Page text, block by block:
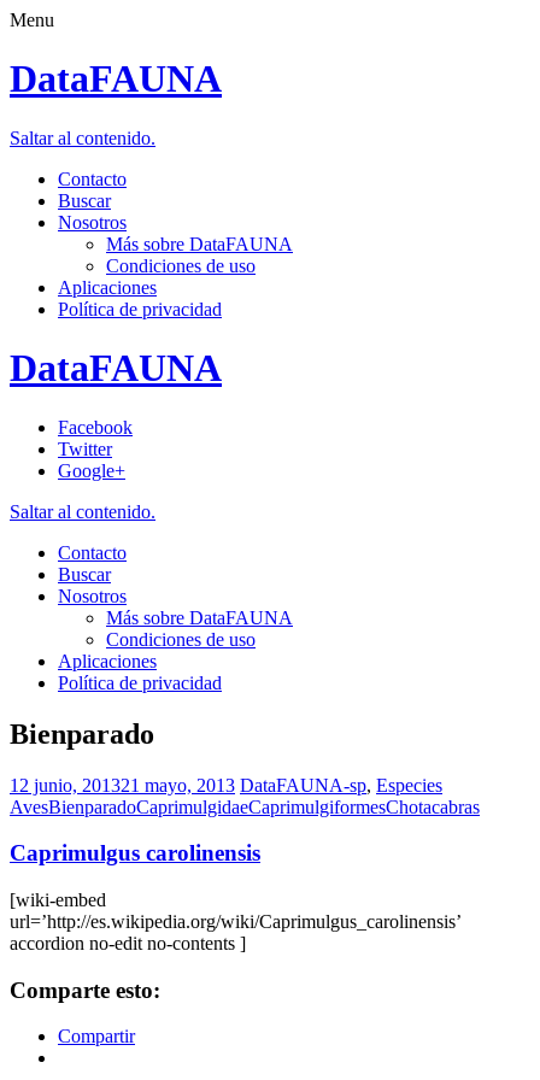
Menu
DataFAUNA
Saltar al contenido.
Contacto
Buscar
Nosotros
Más sobre DataFAUNA
Condiciones de uso
Aplicaciones
Política de privacidad
DataFAUNA
Facebook
Twitter
Google+
Saltar al contenido.
Contacto
Buscar
Nosotros
Más sobre DataFAUNA
Condiciones de uso
Aplicaciones
Política de privacidad
Bienparado
12 junio, 201321 mayo, 2013 DataFAUNA-sp, Especies
AvesBienparadoCaprimulgidaeCaprimulgiformesChotacabras
Caprimulgus carolinensis
[wiki-embed
url=’http://es.wikipedia.org/wiki/Caprimulgus_carolinensis’
accordion no-edit no-contents ]
Comparte esto:
Compartir